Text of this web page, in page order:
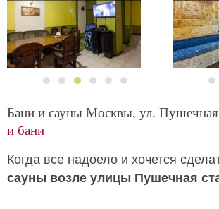
Бани и сауны Москвы, ул.
и бани
Когда все надоело и хочется
сауны возле улицы Пушечная
решением. Не забудьте